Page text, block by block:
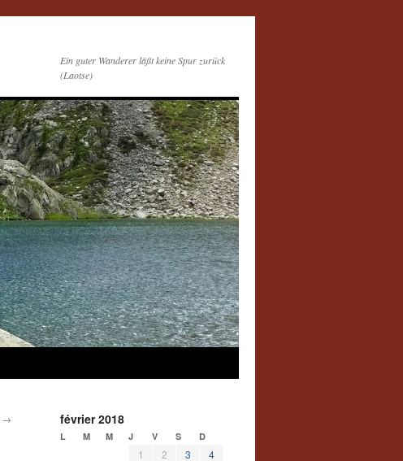
Ein guter Wanderer läßt keine Spur zurück
(Laotse)
→ février 2018
L M M J V S D
1 2 3
4